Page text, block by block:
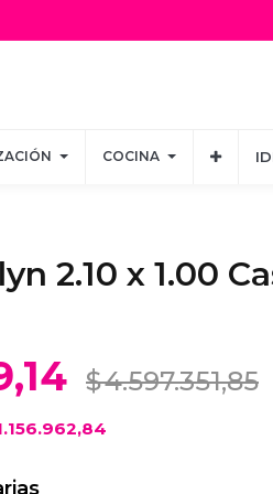
COCINA
COCINA
2.10 x 1.00
$4.597.351,85